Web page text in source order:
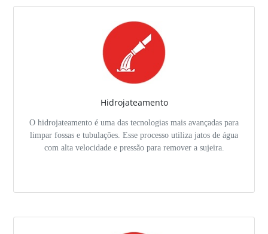
Hidrojateamento
O hidrojateamento é uma das tecnologias mais avançadas para
limpar fossas e tubulações. Esse processo utiliza jatos de água
com alta velocidade e pressão para remover a sujeira.